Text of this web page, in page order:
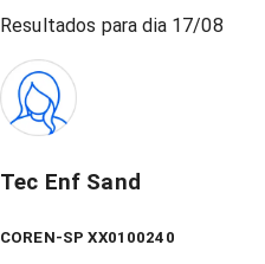
Resultados para dia 17/08
Tec Enf Sand
COREN-SP XX0100240